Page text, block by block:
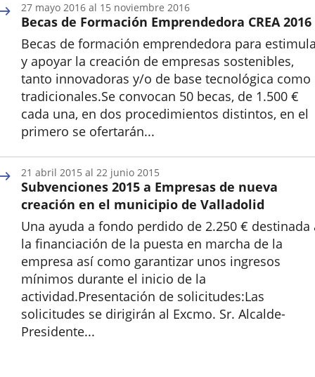
Becas de Formación Emprendedora CREA 2016
Becas de formación emprendedora para
y apoyar la creación de empresas sostenibles,
tanto innovadoras y/o de base tecnológica como
tradicionales.Se convocan 50 becas, de 1.500 €
cada una, en dos procedimientos distintos, en el
primero se ofertarán...
Inicio
27 mayo 2016 al 15 noviembre 2016
Subvenciones 2015 a Empresas de nueva
creación en el municipio de Valladolid
Una ayuda a fondo perdido de 2.250 € destinada
la financiación de la puesta en marcha de la
empresa así como garantizar unos ingresos
mínimos durante el inicio de la
actividad.Presentación de solicitudes:Las
solicitudes se dirigirán al Excmo. Sr. Alcalde-
Presidente...
21 abril 2015 al 22 junio 2015